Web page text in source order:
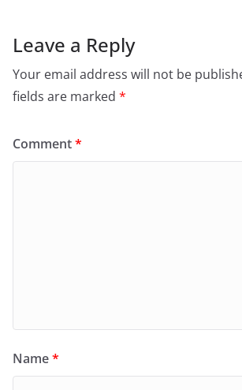
Leave a Reply
Your email address will not be
fields are marked *
Comment*
Name*